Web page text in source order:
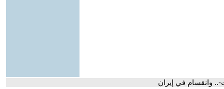
.. وانقسام في إيران